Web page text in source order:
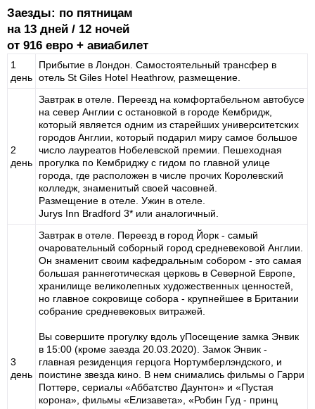
Заезды: по пятницам
на 13 дней / 12 ночей
от 916 евро + авиабилет
1
день
Прибытие в Лондон. Самостоятельный трансфер в
отель St Giles Hotel Heathrow, размещение.
2
день
Завтрак в отеле. Переезд на комфортабельном автобусе
на север Англии с остановкой в городе Кембридж,
который является одним из старейших университетских
городов Англии, который подарил миру самое большое
число лауреатов Нобелевской премии. Пешеходная
прогулка по Кембриджу с гидом по главной улице
города, где расположен в числе прочих Королевский
колледж, знаменитый своей часовней.
Размещение в отеле. Ужин в отеле.
Jurys Inn Bradford 3* или аналогичный.
3
день
Завтрак в отеле. Переезд в город Йорк - самый
очаровательный соборный город средневековой Англии.
Он знаменит своим кафедральным собором - это самая
большая раннеготическая церковь в Северной Европе,
хранилище великолепных художественных ценностей,
но главное сокровище собора - крупнейшее в Британии
собрание средневековых витражей.
Вы совершите прогулку вдоль уПосещение замка Энвик
в 15:00 (кроме заезда 20.03.2020). Замок Энвик -
главная резиденция герцога Нортумберлэндского, и
поистине звезда кино. В нем снимались фильмы о Гарри
Поттере, сериалы «Аббатство Даунтон» и «Пустая
корона», фильмы «Елизавета», «Робин Гуд - принц